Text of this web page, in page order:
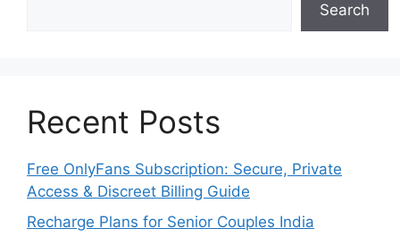
Search
Recent Posts
Free OnlyFans Subscription: Secure, Private
Access & Discreet Billing Guide
Recharge Plans for Senior Couples India